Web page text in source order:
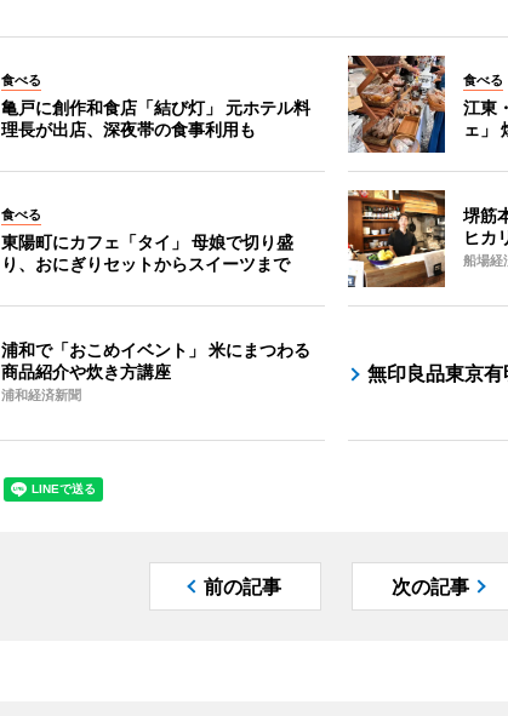
食べる
亀戸に創作和食店「結び灯」 元ホテル料
理長が出店、深夜帯の食事利用も
食べる
江東
ェ」
食べる
東陽町にカフェ「タイ」 母娘で切り盛
り、おにぎりセットからスイーツまで
堺筋
ヒカ
船場経
浦和で「おこめイベント」 米にまつわる
商品紹介や炊き方講座
浦和経済新聞
無印良品東京有
前の記事 次の記事